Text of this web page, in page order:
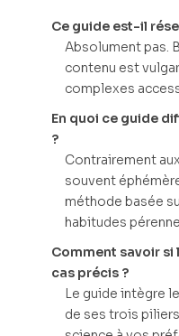
Ce guide est-il
Absolument pas.
contenu est
complexes
En quoi ce guide
?
Contrairement
souvent
méthode basée
habitudes
Comment savoir si
cas précis ?
Le guide intègre
de ses trois